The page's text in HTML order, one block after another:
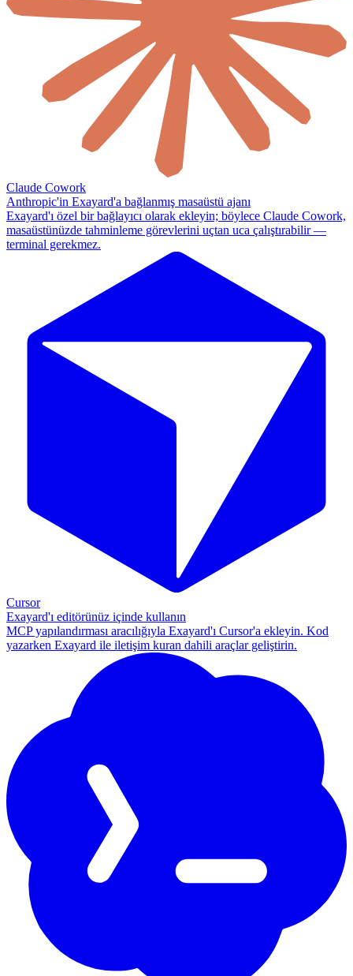
Claude Cowork
Anthropic'in Exayard'a bağlanmış masaüstü ajanı
Exayard'ı özel bir bağlayıcı olarak ekleyin; böylece Claude Cowork,
masaüstünüzde tahminleme görevlerini uçtan uca çalıştırabilir —
terminal gerekmez.
Cursor
Exayard'ı editörünüz içinde kullanın
MCP yapılandırması aracılığıyla Exayard'ı Cursor'a ekleyin. Kod
yazarken Exayard ile iletişim kuran dahili araçlar geliştirin.